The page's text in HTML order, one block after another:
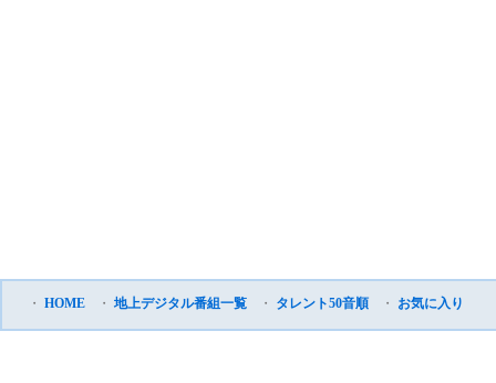
・ HOME ・ 地上デジタル番組一覧 ・ タレント50音順 ・ お気に入り